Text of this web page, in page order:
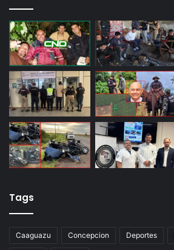
Tags
Caaguazu Concepcion Deportes